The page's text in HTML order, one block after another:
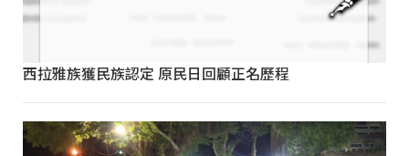
西拉雅族獲民族認定 原民日回顧正名歷程